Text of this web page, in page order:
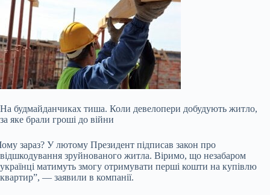
На будмайданчиках тиша. Коли девелопери добудують житло,
за яке брали гроші до війни
зараз? У лютому Президент підписав закон про
відшкодування зруйнованого житла. Віримо, що незабаром
українці матимуть змогу отримувати перші кошти на купівлю
квартир”, — заявили в компанії.